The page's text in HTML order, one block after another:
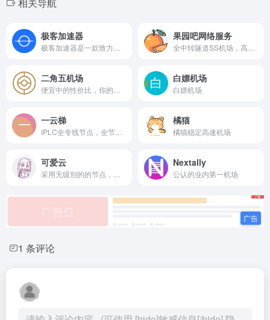
极客加速器 果园吧网络服务
二角五机场 白嫖机场
白嫖机场
一云梯 橘猫
橘猫稳定高速机场
可爱云 Nextally
公认的业内第一机场
1 条评论